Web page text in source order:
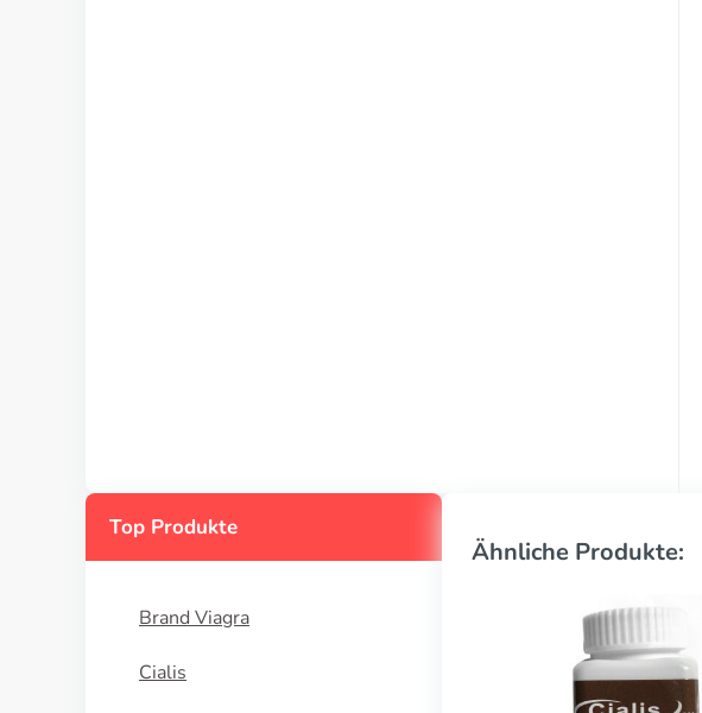
Top Produkte
Brand Viagra
Cialis
Ähnliche Produkte: